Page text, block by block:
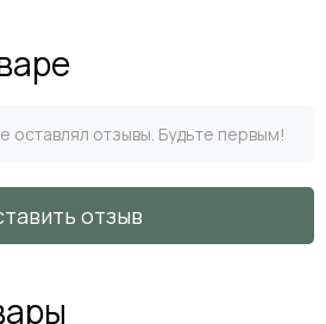
оставлял отзывы. Будьте первым!
отзыв